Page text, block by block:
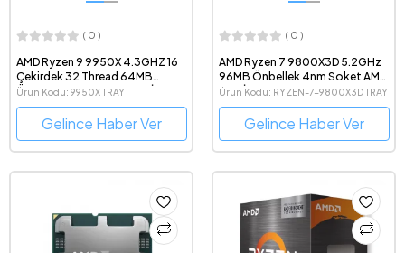
( 0 )
AMD Ryzen 9 9950X 4.3GHZ 16
Çekirdek 32 Thread 64MB
Önbellek Soket AM5 Tray İşlemci
Ürün Kodu: 9950X TRAY
Gelince Haber Ver
( 0 )
AMD Ryzen 7 9800X3D 5.2GHz
96MB Önbellek 4nm Soket AM5
Tray İşlemci
Ürün Kodu: RYZEN-7-9800X3D TRAY
Gelince Haber Ver